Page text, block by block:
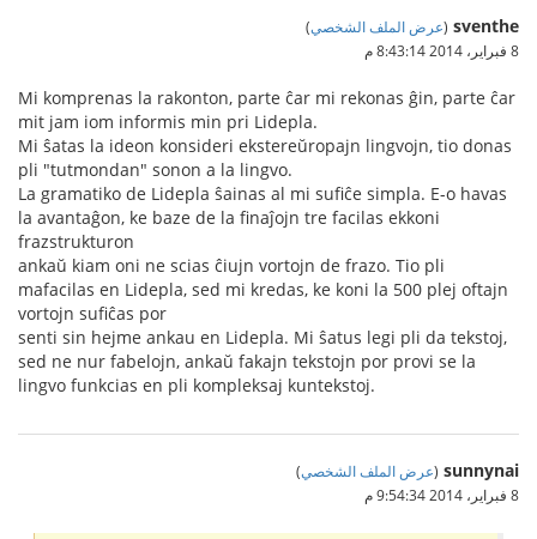
sventhe
(عرض الملف الشخصي)
8 فبراير، 2014 8:43:14 م
Mi komprenas la rakonton, parte ĉar mi rekonas ĝin, parte ĉar
mit jam iom informis min pri Lidepla.
Mi ŝatas la ideon konsideri ekstereŭropajn lingvojn, tio donas
pli "tutmondan" sonon a la lingvo.
La gramatiko de Lidepla ŝainas al mi sufiĉe simpla. E-o havas
la avantaĝon, ke baze de la finaĵojn tre facilas ekkoni
frazstrukturon
ankaŭ kiam oni ne scias ĉiujn vortojn de frazo. Tio pli
mafacilas en Lidepla, sed mi kredas, ke koni la 500 plej oftajn
vortojn sufiĉas por
senti sin hejme ankau en Lidepla. Mi ŝatus legi pli da tekstoj,
sed ne nur fabelojn, ankaŭ fakajn tekstojn por provi se la
lingvo funkcias en pli kompleksaj kuntekstoj.
sunnynai
(عرض الملف الشخصي)
8 فبراير، 2014 9:54:34 م